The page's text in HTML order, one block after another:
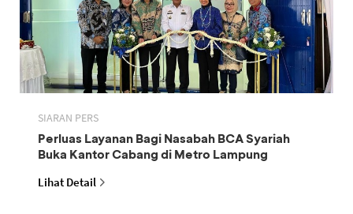
SIARAN PERS
Perluas Layanan Bagi Nasabah BCA Syariah
Buka Kantor Cabang di Metro Lampung
Lihat Detail